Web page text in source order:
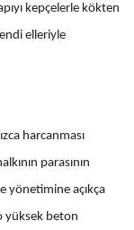
kepçelerle kökten
elleriyle
harcanması
parasının
yönetimine açıkça
yüksek beton